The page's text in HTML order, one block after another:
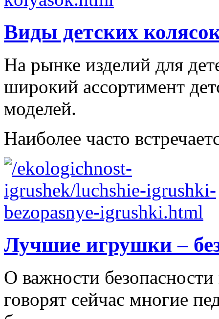
Виды детских
На рынке изделий для
широкий ассортимент
моделей.
Наиболее часто
Лучшие игрушки –
О важности
говорят сейчас многие